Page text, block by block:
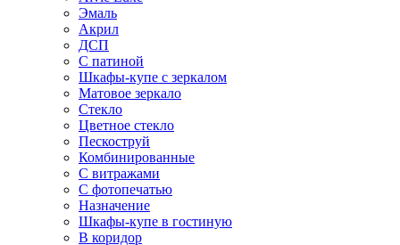
Эмаль
Акрил
ДСП
С патиной
Шкафы-купе с зеркалом
Матовое зеркало
Стекло
Цветное стекло
Пескоструй
Комбинированные
С витражами
С фотопечатью
Назначение
Шкафы-купе в гостиную
В коридор